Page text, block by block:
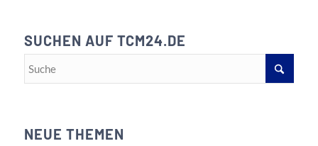
SUCHEN AUF TCM24.DE
NEUE THEMEN